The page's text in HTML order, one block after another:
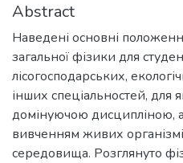
Abstract
Наведені основні
загальної фізики для
лісогосподарських,
інших спеціальностей, для
домінуючою дисципліною,
вивченням живих
середовища. Розглянуто